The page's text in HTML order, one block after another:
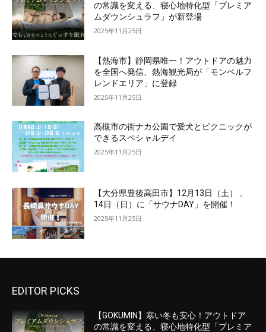
の常識を変える、寝心地特化型「プレミア
ムダウンシュラフ」が新登場
2025年11月25日
【熱海市】静岡県唯一！アウトドアの魅力
を全国へ発信、熱海観光局が「モンベルフ
レンドエリア」に登録
2025年11月25日
高槻市の街ナカ公園で愛犬とピクニックが
できるスペシャルデイ
2025年11月25日
【大分県豊後高田市】12月13日（土） 、
14日（日）に「サウナDAY」を開催！
2025年11月25日
EDITOR PICKS
【GOKUMIN】寒い冬も安心！アウトドア
の常識を変える、寝心地特化型「プレミア